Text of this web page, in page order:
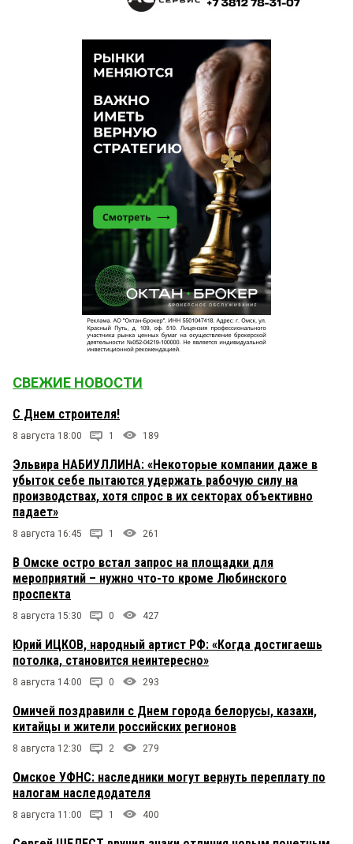
СВЕЖИЕ НОВОСТИ
С Днем строителя!
8 августа 18:00 1 189
Эльвира НАБИУЛЛИНА: «Некоторые компании даже в
убыток себе пытаются удержать рабочую силу на
производствах, хотя спрос в их секторах объективно
падает»
8 августа 16:45 1 261
В Омске остро встал запрос на площадки для
мероприятий – нужно что-то кроме Любинского
проспекта
8 августа 15:30 0 427
Юрий ИЦКОВ, народный артист РФ: «Когда достигаешь
потолка, становится неинтересно»
8 августа 14:00 0 293
Омичей поздравили с Днем города белорусы, казахи,
китайцы и жители российских регионов
8 августа 12:30 2 279
Омское УФНС: наследники могут вернуть переплату по
налогам наследодателя
8 августа 11:00 1 400